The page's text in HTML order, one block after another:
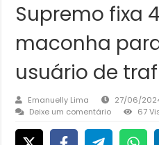
Supremo fixa
maconha
usuário de
Emanuelly Lima 27/06/
Deixe um comentário
67